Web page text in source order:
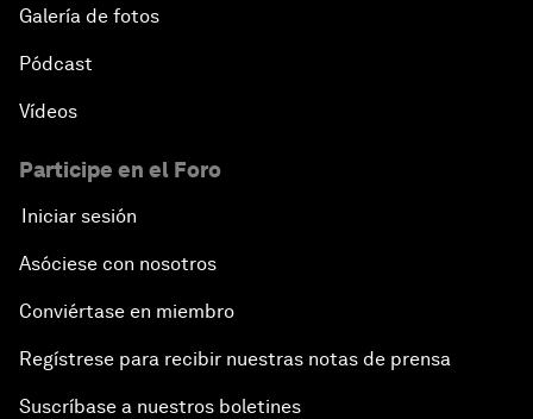
Galería de fotos
Pódcast
Vídeos
Participe en el Foro
Iniciar sesión
Asóciese con nosotros
Conviértase en miembro
Regístrese para recibir nuestras notas de prensa
Suscríbase a nuestros boletines